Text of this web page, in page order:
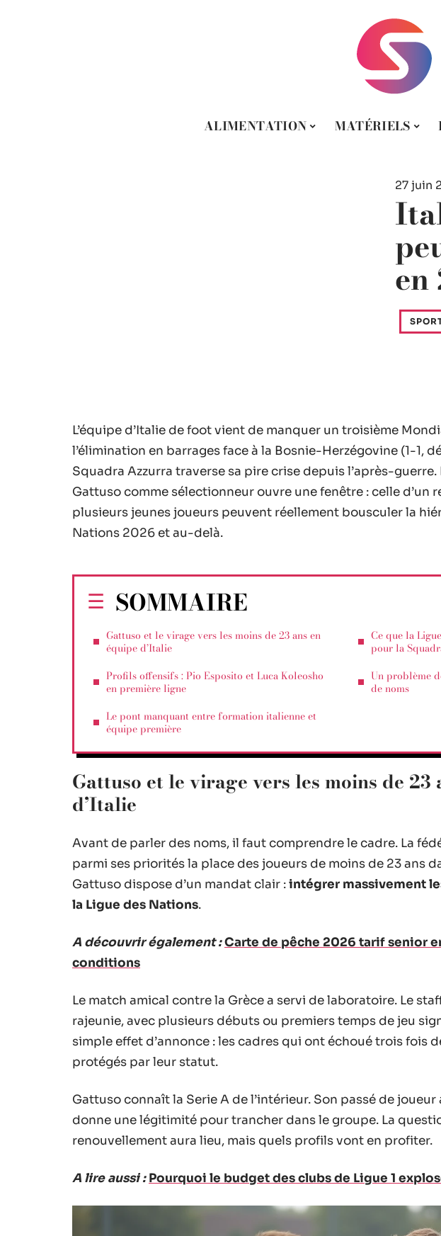
ALIMENTATION MATÉRIELS
27 juin
en
L’équipe d’Italie de foot vient de manquer un troisième
l’élimination en barrages face à la Bosnie-Herzégovine (1-1,
Squadra Azzurra traverse sa pire crise depuis l’après-
Gattuso comme sélectionneur ouvre une fenêtre : celle d’un
plusieurs jeunes joueurs peuvent réellement bousculer la
Nations 2026 et au-delà.
SOMMAIRE
Gattuso et le virage vers les moins de 23 ans en
équipe d’Italie
Profils offensifs : Pio Esposito et Luca Koleosho
en première ligne
Le pont manquant entre formation italienne et
équipe première
Ce que la
pour la
Un problème
de noms
Gattuso et le virage vers les moins de 23
d’Italie
Avant de parler des noms, il faut comprendre le cadre. La
parmi ses priorités la place des joueurs de moins de 23 ans
Gattuso dispose d’un mandat clair :intégrer massivement
la Ligue des Nations.
A découvrir également :Carte de pêche 2026 tarif senior
conditions
Le match amical contre la Grèce a servi de laboratoire. Le
rajeunie, avec plusieurs débuts ou premiers temps de jeu
simple effet d’annonce : les cadres qui ont échoué trois fois
protégés par leur statut.
Gattuso connaît la Serie A de l’intérieur. Son passé de
donne une légitimité pour trancher dans le groupe. La
renouvellement aura lieu, mais quels profils vont en profiter.
A lire aussi : Pourquoi le budget des clubs de Ligue 1